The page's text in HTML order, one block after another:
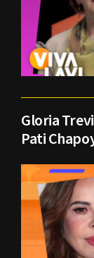
Gloria
Pati